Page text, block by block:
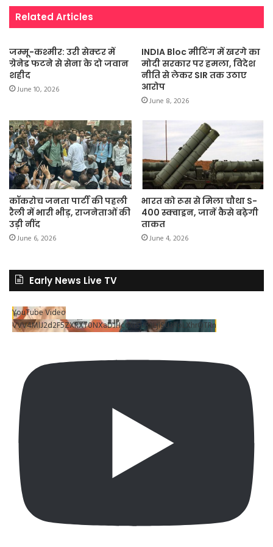
Related Articles
जम्मू-कश्मीर: उरी सेक्टर में
ग्रेनेड फटने से सेना के दो जवान
शहीद
June 10, 2026
INDIA Bloc मीटिंग में खरगे का
मोदी सरकार पर हमला, विदेश
नीति से लेकर SIR तक उठाए
आरोप
June 8, 2026
कॉकरोच जनता पार्टी की पहली
रैली में भारी भीड़, राजनेताओं की
उड़ी नींद
June 6, 2026
भारत को रूस से मिला चौथा S-
400 स्क्वाड्रन, जानें कैसे बढ़ेगी
ताकत
June 4, 2026
Early News Live TV
YouTube Video
VVV4MlJ2d2F5ZXRXT0NXaDJHc0xrSUR3LjlSU3RpLXhrOTRn